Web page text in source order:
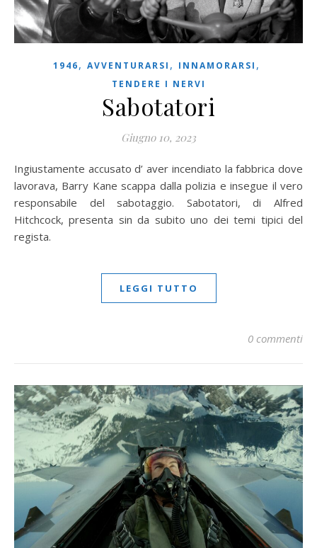
1946, AVVENTURARSI , INNAMORARSI ,
TENDERE I NERVI
Sabotatori
Giugno 10, 2023
Ingiustamente accusato d’ aver incendiato la fabbrica dove
lavorava, Barry Kane scappa dalla polizia e insegue il vero
responsabile del sabotaggio. Sabotatori, di Alfred
Hitchcock, presenta sin da subito uno dei temi tipici del
regista.
LEGGI TUTTO
0 commenti